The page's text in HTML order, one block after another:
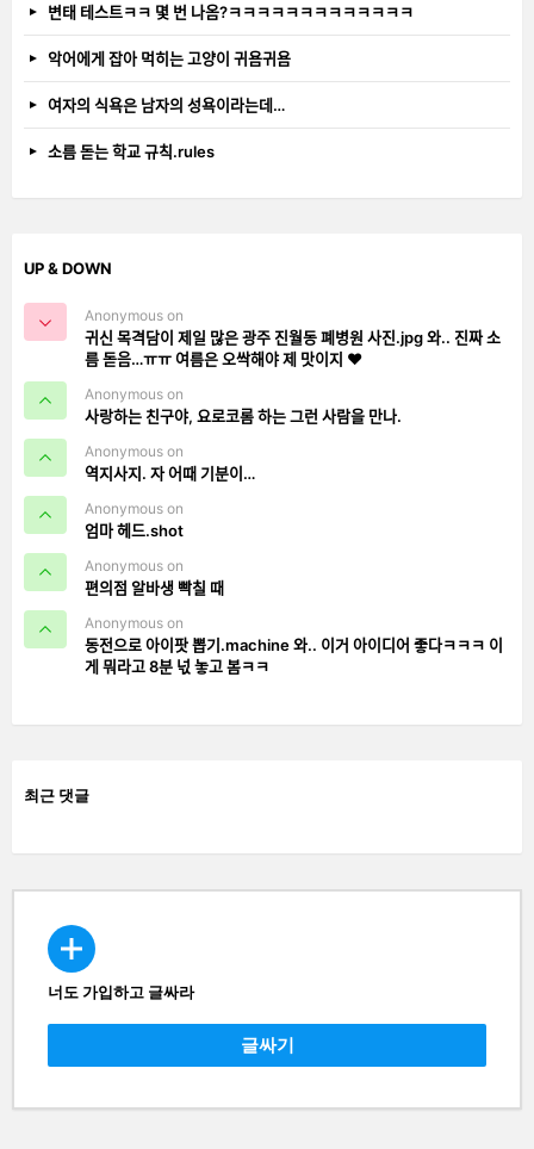
변태 테스트ㅋㅋ 몇 번 나옴?ㅋㅋㅋㅋㅋㅋㅋㅋㅋㅋㅋㅋㅋ
악어에게 잡아 먹히는 고양이 귀욤귀욤
여자의 식욕은 남자의 성욕이라는데…
소름 돋는 학교 규칙.rules
UP & DOWN
Anonymous on
귀신 목격담이 제일 많은 광주 진월동 폐병원 사진.jpg 와.. 진짜 소
름 돋음…ㅠㅠ 여름은 오싹해야 제 맛이지 ❤️
Anonymous on
사랑하는 친구야, 요로코롬 하는 그런 사람을 만나.
Anonymous on
역지사지. 자 어때 기분이…
Anonymous on
엄마 헤드.shot
Anonymous on
편의점 알바생 빡칠 때
Anonymous on
동전으로 아이팟 뽑기.machine 와.. 이거 아이디어 좋다ㅋㅋㅋ 이
게 뭐라고 8분 넋 놓고 봄ㅋㅋ
최근 댓글
CREATE
너도 가입하고 글싸라
글싸기